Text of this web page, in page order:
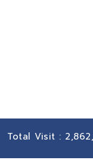
Total Visit :